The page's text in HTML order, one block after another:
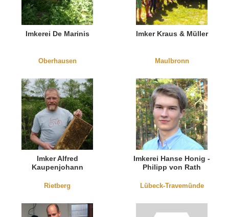
Imkerei De Marinis
Oberhausen
Imker Kraus & Müller
Maulbronn
Imker Alfred
Kaupenjohann
Rietberg
Imkerei Hanse Honig -
Philipp von Rath
Lübeck-Travemünde